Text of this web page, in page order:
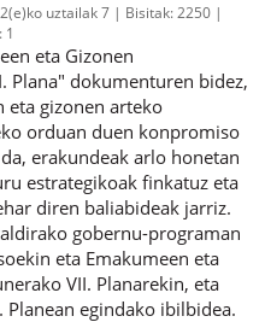
uztailak 7 Bisitak: 2250
1
eta Gizonen
Plana" dokumenturen bidez,
eta gizonen arteko
orduan duen konpromiso
erakundeak arlo honetan
estrategikoak finkatuz eta
diren baliabideak jarriz.
gobernu-programan
eta Emakumeen eta
VII. Planarekin, eta
Planean egindako ibilbidea.